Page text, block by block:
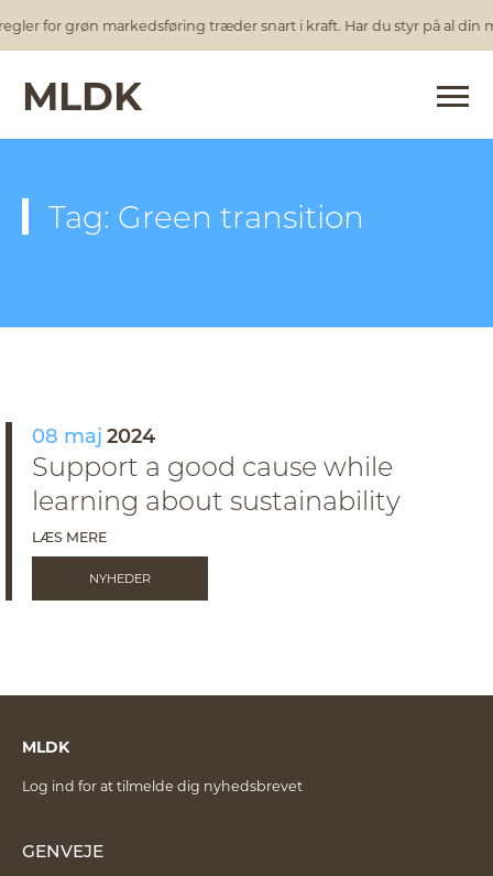
for grøn markedsføring træder snart i kraft. Har du styr på al din
MLDK
Tag: Green transition
08 maj 2024
Support a good cause while
learning about sustainability
LÆS MERE
NYHEDER
MLDK
Log ind for at tilmelde dig nyhedsbrevet
GENVEJE